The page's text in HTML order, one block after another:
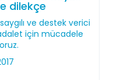
dilekçe
ve destek verici
için mücadele